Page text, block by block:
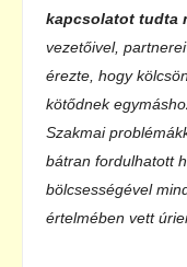
kapcsolatot tudta
vezetőivel,
érezte, hogy
kötődnek
Szakmai
bátran fordulhatott
bölcsességével
értelmében vett